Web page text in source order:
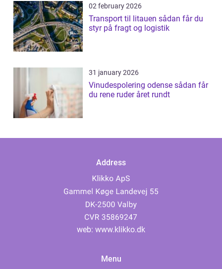
02 february 2026
Transport til litauen sådan får du
styr på fragt og logistik
31 january 2026
Vinudespolering odense sådan får
du rene ruder året rundt
Address
web: www.klikko.dk
Menu